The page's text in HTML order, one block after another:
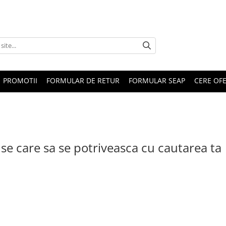
PROMOTII FORMULAR DE RETUR FORMULAR SEAP CERE
care sa se potriveasca cu cautarea ta